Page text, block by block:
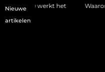
Nieuwe
artikelen
het Waarom kiezen voor